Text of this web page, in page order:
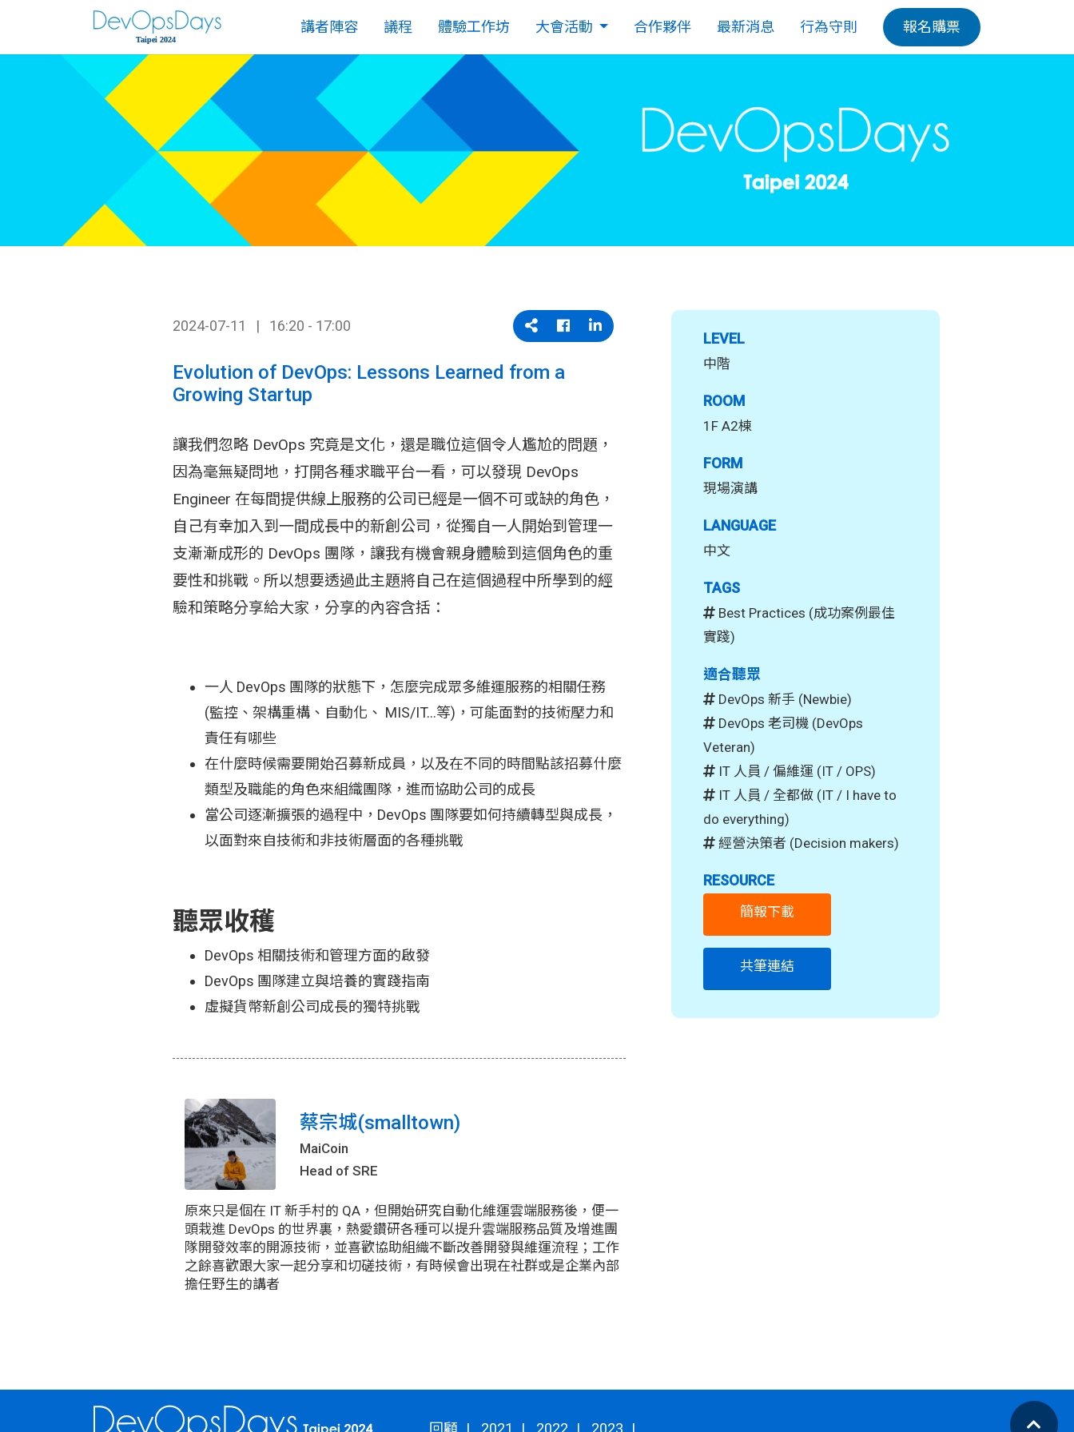
講者陣容 議程 體驗工作坊 大會活動 合作夥伴 最新消息 行為守則 報名購票
2024-07-11 16:20 - 17:00
Evolution of DevOps: Lessons Learned from a
Growing Startup
讓我們忽略 DevOps 究竟是文化，還是職位這個令人尷尬的問題，
因為毫無疑問地，打開各種求職平台一看，可以發現 DevOps
Engineer 在每間提供線上服務的公司已經是一個不可或缺的角色，
自己有幸加入到一間成長中的新創公司，從獨自一人開始到管理一
支漸漸成形的 DevOps 團隊，讓我有機會親身體驗到這個角色的重
要性和挑戰。所以想要透過此主題將自己在這個過程中所學到的經
驗和策略分享給大家，分享的內容含括：
一人 DevOps 團隊的狀態下，怎麼完成眾多維運服務的相關任務
(監控、架構重構、自動化、 MIS/IT...等)，可能面對的技術壓力和
責任有哪些
在什麼時候需要開始召募新成員，以及在不同的時間點該招募什麼
類型及職能的角色來組織團隊，進而協助公司的成長
當公司逐漸擴張的過程中，DevOps 團隊要如何持續轉型與成長，
以面對來自技術和非技術層面的各種挑戰
聽眾收穫
DevOps 相關技術和管理方面的啟發
DevOps 團隊建立與培養的實踐指南
虛擬貨幣新創公司成長的獨特挑戰
蔡宗城(smalltown)
MaiCoin
Head of SRE
原來只是個在 IT 新手村的 QA，但開始研究自動化維運雲端服務後，便一
頭栽進 DevOps 的世界裏，熱愛鑽研各種可以提升雲端服務品質及增進團
隊開發效率的開源技術，並喜歡協助組織不斷改善開發與維運流程；工作
之餘喜歡跟大家一起分享和切磋技術，有時候會出現在社群或是企業內部
擔任野生的講者
LEVEL
中階
ROOM
1F A2棟
FORM
現場演講
LANGUAGE
中文
TAGS
Best Practices (成功案例最佳
實踐)
適合聽眾
DevOps 新手 (Newbie)
DevOps 老司機 (DevOps
Veteran)
IT 人員 / 偏維運 (IT / OPS)
IT 人員 / 全都做 (IT / I have to
do everything)
經營決策者 (Decision makers)
RESOURCE
簡報下載
共筆連結